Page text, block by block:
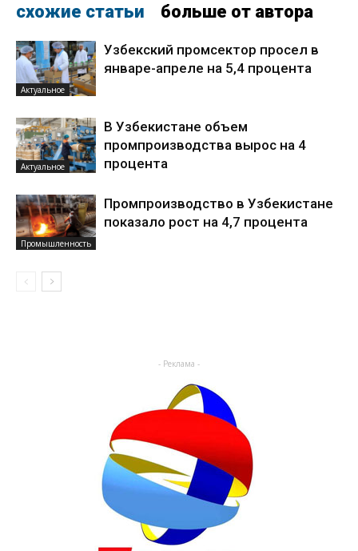
схожие статьи больше от автора
Актуальное
Узбекский промсектор просел в
январе-апреле на 5,4 процента
Актуальное
В Узбекистане объем
промпроизводства вырос на 4
процента
Промышленность
Промпроизводство в Узбекистане
показало рост на 4,7 процента
- Реклама -